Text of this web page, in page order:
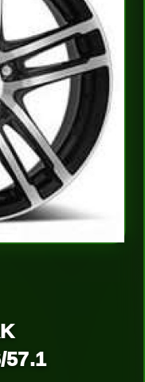
57.1